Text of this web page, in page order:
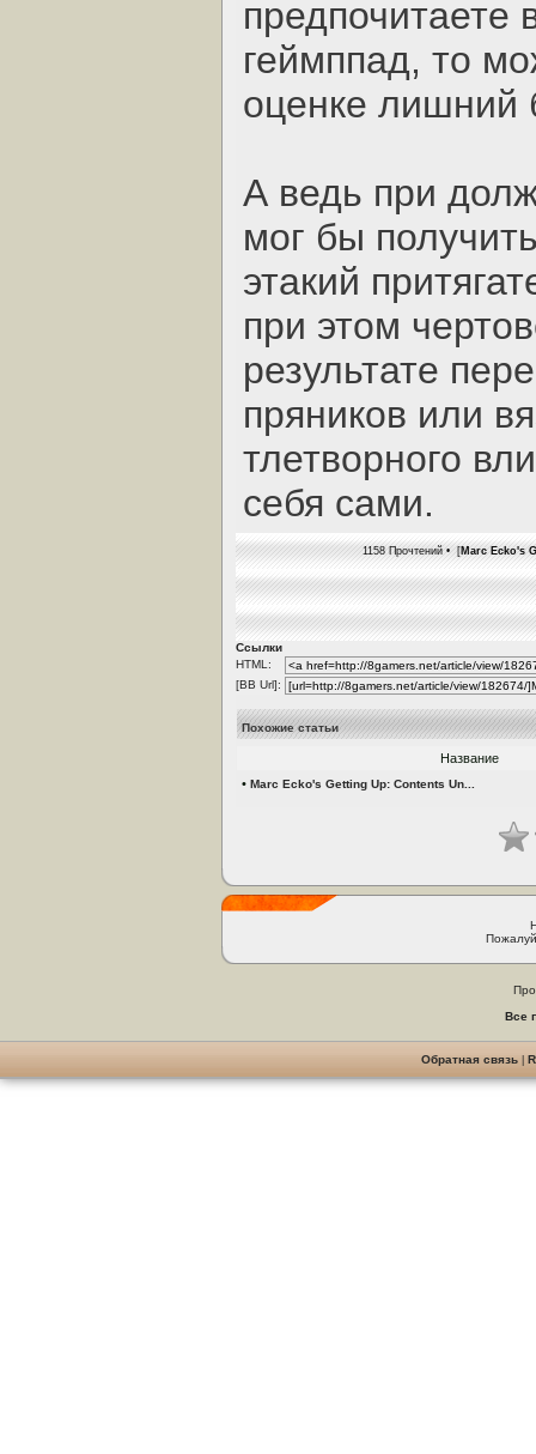
предпочитаете
геймппад, то
оценке лишний
А ведь при
мог бы
этакий
при этом
результате
пряников или
тлетворного
себя сами.
1158 Прочтений • [Marc Ecko's
Ссылки
HTML:
[BB Url]:
Похожие статьи
Название
• Marc Ecko's Getting Up: Contents Un...
Все
Обратная связь